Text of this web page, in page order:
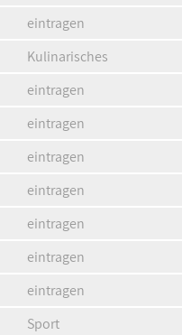
eintragen
Kulinarisches
eintragen
eintragen
eintragen
eintragen
eintragen
eintragen
eintragen
Sport